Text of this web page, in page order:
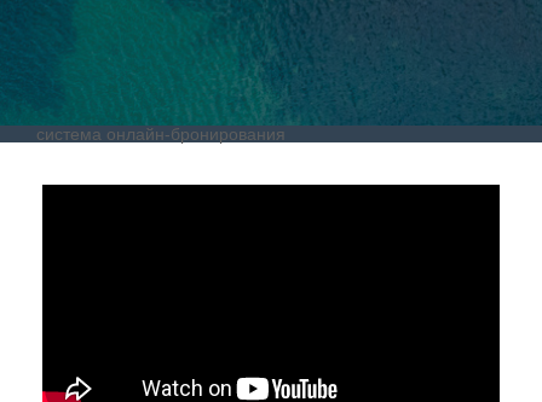
система онлайн-бронирования